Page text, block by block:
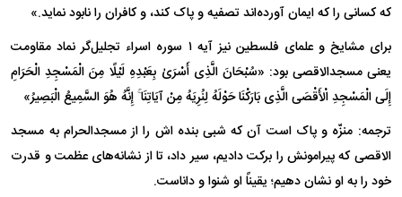
که کسانی را که ایمان آورده‌اند تصفیه و پاک کند، و کافران را نابود نماید.»
برای مشایخ و علمای فلسطین نیز آیه ۱ سوره اسراء تجلیل‌گر نماد مقاومت
یعنی مسجدالاقصی بود: «سُبْحَانَ الَّذِی أَسْرَىٰ بِعَبْدِهِ لَیْلًا مِنَ الْمَسْجِدِ الْحَرَامِ
إِلَى الْمَسْجِدِ الْأَقْصَى الَّذِی بَارَکْنَا حَوْلَهُ لِنُرِیَهُ مِنْ آیَاتِنَا ۚ إِنَّهُ هُوَ السَّمِیعُ الْبَصِیرُ»
ترجمه: منزّه و پاک است آن که شبی بنده اش را از مسجدالحرام به مسجد
الاقصی که پیرامونش را برکت دادیم، سیر داد، تا از نشانه‌های عظمت و قدرت
خود را به او نشان دهیم؛ یقیناً او شنوا و داناست.